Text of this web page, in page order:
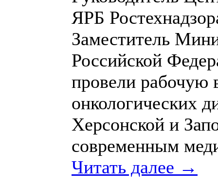
ЯРБ
Заместитель
Российской
провели рабочую
онкологических
Херсонской и
современным
Читать далее →